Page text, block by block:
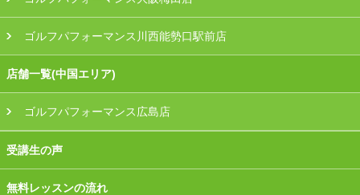
ゴルフパフォーマンス川西能勢口駅前店
店舗一覧(中国エリア)
ゴルフパフォーマンス広島店
受講生の声
無料レッスンの流れ